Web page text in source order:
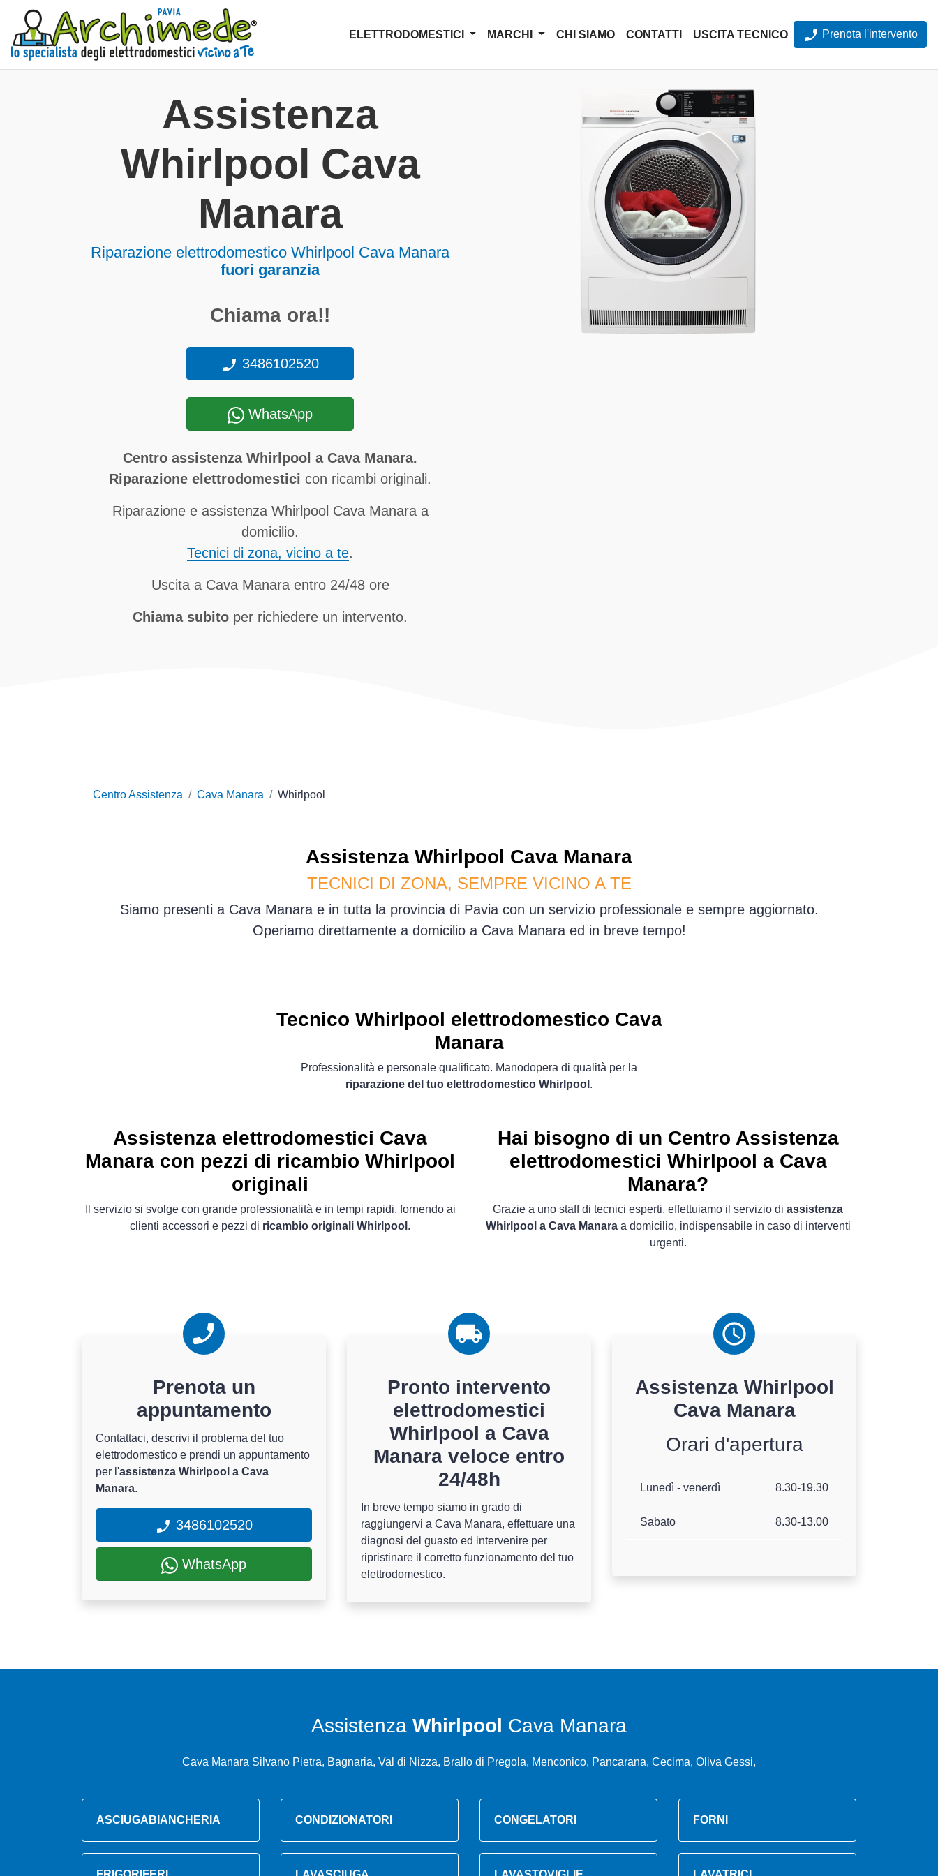
ELETTRODOMESTICI MARCHI CHI SIAMO CONTATTI USCITA TECNICO Prenota l'intervento
Assistenza
Whirlpool Cava
Manara
Riparazione elettrodomestico Whirlpool Cava Manara
fuori garanzia
Chiama ora!!
3486102520
WhatsApp
Centro assistenza Whirlpool a Cava Manara.
Riparazione elettrodomestici con ricambi originali.
Riparazione e assistenza Whirlpool Cava Manara a
domicilio.
Tecnici di zona, vicino a te.
Uscita a Cava Manara entro 24/48 ore
Chiama subito per richiedere un intervento.
Centro Assistenza Cava Manara Whirlpool
Assistenza Whirlpool Cava Manara
TECNICI DI ZONA, SEMPRE VICINO A TE
Siamo presenti a Cava Manara e in tutta la provincia di Pavia con un servizio professionale e sempre aggiornato.
Operiamo direttamente a domicilio a Cava Manara ed in breve tempo!
Tecnico Whirlpool elettrodomestico Cava
Manara
Professionalità e personale qualificato. Manodopera di qualità per la
riparazione del tuo elettrodomestico Whirlpool .
Assistenza elettrodomestici Cava
Manara con pezzi di ricambio Whirlpool
originali
Il servizio si svolge con grande professionalità e in tempi rapidi, fornendo ai
clienti accessori e pezzi di ricambio originali Whirlpool .
Hai bisogno di un Centro Assistenza
elettrodomestici Whirlpool a Cava
Manara?
Grazie a uno staff di tecnici esperti, effettuiamo il servizio di assistenza
Whirlpool a Cava Manaraa domicilio, indispensabile in caso di interventi
urgenti.
Prenota un
appuntamento
Contattaci, descrivi il problema del tuo
elettrodomestico e prendi un appuntamento
per l'assistenza Whirlpool a Cava
Manara.
3486102520
WhatsApp
Pronto intervento
elettrodomestici
Whirlpool a Cava
Manara veloce entro
24/48h
In breve tempo siamo in grado di
raggiungervi a Cava Manara, effettuare una
diagnosi del guasto ed intervenire per
ripristinare il corretto funzionamento del tuo
elettrodomestico.
Assistenza Whirlpool
Cava Manara
Orari d'apertura
Lunedì - venerdì 8.30-19.30
Sabato 8.30-13.00
Assistenza Whirlpool Cava Manara
Cava Manara Silvano Pietra, Bagnaria, Val di Nizza, Brallo di Pregola, Menconico, Pancarana, Cecima, Oliva Gessi,
ASCIUGABIANCHERIA CONDIZIONATORI CONGELATORI FORNI